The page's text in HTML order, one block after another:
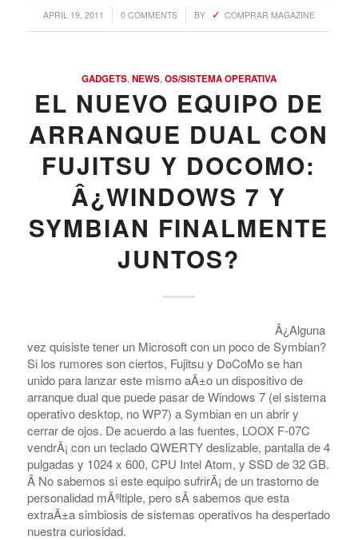
APRIL 19, 2011
/ 0 COMMENTS
/ BY COMPRAR MAGAZINE
GADGETS,NEWS,OS/SISTEMA OPERATIVA
EL NUEVO EQUIPO DE
ARRANQUE DUAL CON
FUJITSU Y DOCOMO:
Â¿WINDOWS 7 Y
SYMBIAN FINALMENTE
JUNTOS?
Â¿Alguna
vez quisiste tener un Microsoft con un poco de Symbian?
Si los rumores son ciertos, Fujitsu y DoCoMo se han
unido para lanzar este mismo aÃ±o un dispositivo de
arranque dual que puede pasar de Windows 7 (el sistema
operativo desktop, no WP7) a Symbian en un abrir y
cerrar de ojos. De acuerdo a las fuentes, LOOX F-07C
vendrÃ¡ con un teclado QWERTY deslizable, pantalla de 4
pulgadas y 1024 x 600, CPU Intel Atom, y SSD de 32 GB.
Â No sabemos si este equipo sufrirÃ¡ de un trastorno de
personalidad mÃºltiple, pero sÃ­ sabemos que esta
extraÃ±a simbiosis de sistemas operativos ha despertado
nuestra curiosidad.